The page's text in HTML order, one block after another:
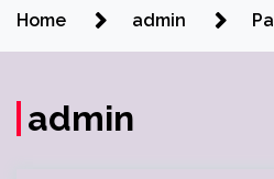
Home admin
admin